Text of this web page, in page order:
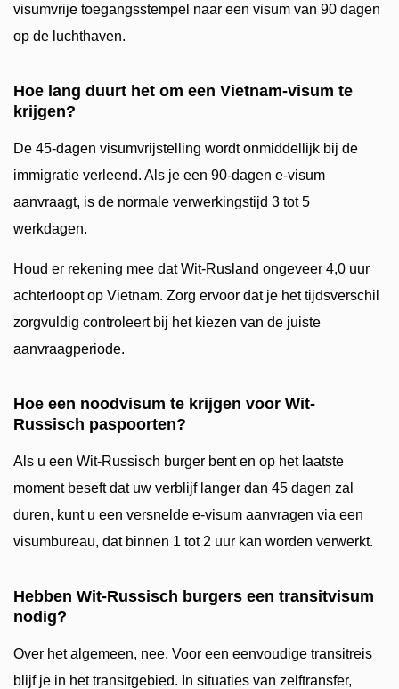
visumvrije toegangsstempel naar een visum van 90 dagen
op de luchthaven.
Hoe lang duurt het om een Vietnam-visum te
krijgen?
De 45-dagen visumvrijstelling wordt onmiddellijk bij de
immigratie verleend. Als je een 90-dagen e-visum
aanvraagt, is de normale verwerkingstijd 3 tot 5
werkdagen.
Houd er rekening mee dat Wit-Rusland ongeveer 4,0 uur
achterloopt op Vietnam. Zorg ervoor dat je het tijdsverschil
zorgvuldig controleert bij het kiezen van de juiste
aanvraagperiode.
Hoe een noodvisum te krijgen voor Wit-
Russisch paspoorten?
Als u een Wit-Russisch burger bent en op het laatste
moment beseft dat uw verblijf langer dan 45 dagen zal
duren, kunt u een versnelde e-visum aanvragen via een
visumbureau, dat binnen 1 tot 2 uur kan worden verwerkt.
Hebben Wit-Russisch burgers een transitvisum
nodig?
Over het algemeen, nee. Voor een eenvoudige transitreis
blijf je in het transitgebied. In situaties van zelftransfer,